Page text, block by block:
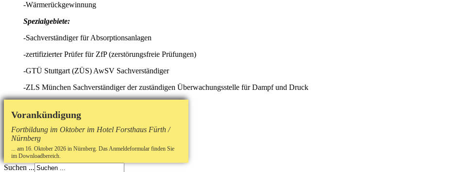
-Wärmerückgewinnung
Spezialgebiete:
-Sachverständiger für Absorptionsanlagen
-zertifizierter Prüfer für ZfP (zerstörungsfreie Prüfungen)
-GTÜ Stuttgart (ZÜS) AwSV Sachverständiger
-ZLS München Sachverständiger der zuständigen Überwachungsstelle für Dampf und Druck
Vorankündigung
Fortbildung im Oktober im Hotel Forsthaus Fürth /
Nürnberg
... am 16. Oktober 2026 in Nürnberg. Das Anmeldeformular finden Sie
im Downloadbereich.
Suchen ...